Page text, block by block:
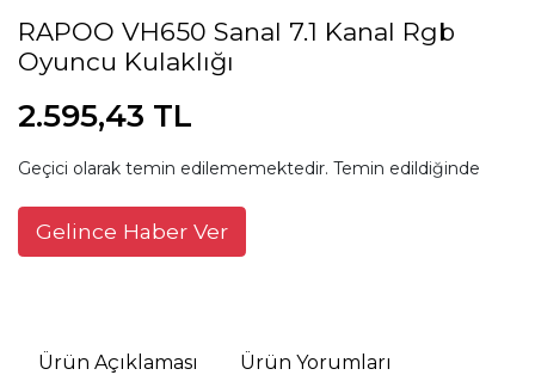
RAPOO VH650 Sanal 7.1 Kanal Rgb
Oyuncu Kulaklığı
2.595,43 TL
Geçici olarak temin edilememektedir. Temin edildiğinde
Gelince Haber Ver
Ürün Açıklaması Ürün Yorumları